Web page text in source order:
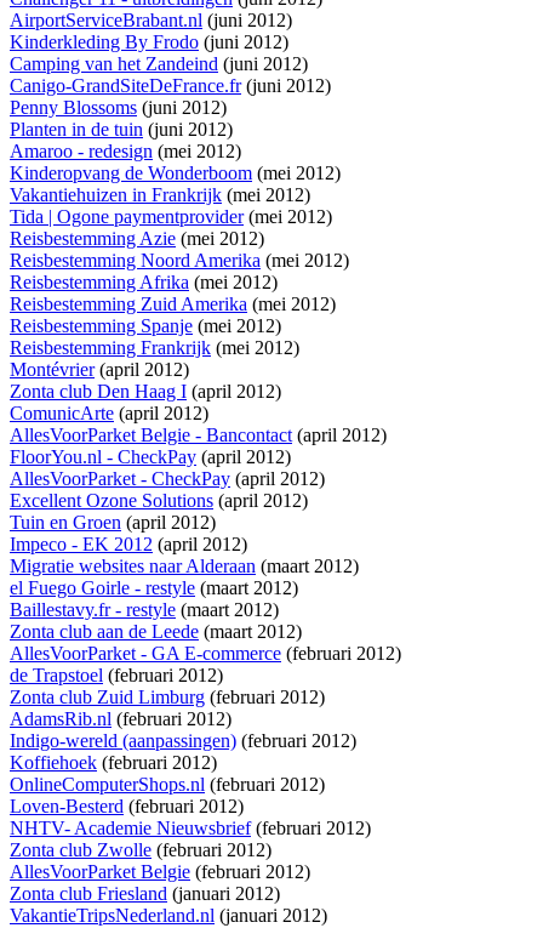
AirportServiceBrabant.nl (juni 2012)
Kinderkleding By Frodo (juni 2012)
Camping van het Zandeind (juni 2012)
Canigo-GrandSiteDeFrance.fr(juni 2012)
Penny Blossoms (juni 2012)
Planten in de tuin (juni 2012)
Amaroo - redesign (mei 2012)
Kinderopvang de Wonderboom (mei 2012)
Vakantiehuizen in Frankrijk (mei 2012)
Tida | Ogone paymentprovider(mei 2012)
Reisbestemming Azie (mei 2012)
Reisbestemming Noord Amerika (mei 2012)
Reisbestemming Afrika (mei 2012)
Reisbestemming Zuid Amerika (mei 2012)
Reisbestemming Spanje (mei 2012)
Reisbestemming Frankrijk (mei 2012)
Montévrier(april 2012)
Zonta club Den Haag I (april 2012)
ComunicArte (april 2012)
AllesVoorParket Belgie - Bancontact(april 2012)
FloorYou.nl - CheckPay (april 2012)
AllesVoorParket - CheckPay (april 2012)
Excellent Ozone Solutions (april 2012)
Tuin en Groen (april 2012)
Impeco - EK 2012 (april 2012)
Migratie websites naar Alderaan (maart 2012)
el Fuego Goirle - restyle (maart 2012)
Baillestavy.fr - restyle (maart 2012)
Zonta club aan de Leede (maart 2012)
AllesVoorParket - GA E-commerce (februari 2012)
de Trapstoel (februari 2012)
Zonta club Zuid Limburg (februari 2012)
AdamsRib.nl (februari 2012)
Indigo-wereld (aanpassingen) (februari 2012)
Koffiehoek (februari 2012)
OnlineComputerShops.nl (februari 2012)
Loven-Besterd (februari 2012)
NHTV- Academie Nieuwsbrief(februari 2012)
Zonta club Zwolle (februari 2012)
AllesVoorParket Belgie (februari 2012)
Zonta club Friesland (januari 2012)
VakantieTripsNederland.nl (januari 2012)